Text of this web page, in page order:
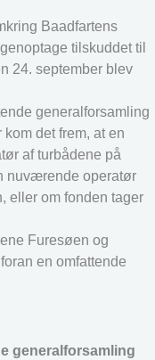
Baadfartens
tilskuddet til
24. september blev
generalforsamling
det frem, at en
af turbådene på
nuværende operatør
eller om fonden tager
Furesøen og
en omfattende
generalforsamling